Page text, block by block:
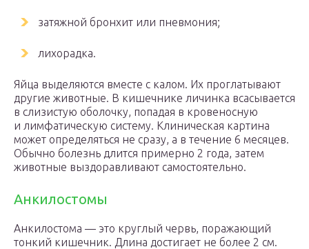
затяжной бронхит или пневмония;
лихорадка.
Яйца выделяются вместе с калом. Их проглатывают
другие животные. В кишечнике личинка всасывается
в слизистую оболочку, попадая в кровеносную
и лимфатическую систему. Клиническая картина
может определяться не сразу, а в течение 6 месяцев.
Обычно болезнь длится примерно 2 года, затем
животные выздоравливают самостоятельно.
Анкилостомы
Анкилостома — это круглый червь, поражающий
тонкий кишечник. Длина достигает не более 2 см.